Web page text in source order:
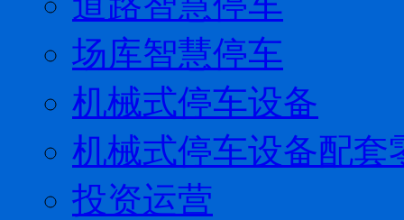
场库智慧停车
机械式停车设备
机械式停车设备配套
投资运营